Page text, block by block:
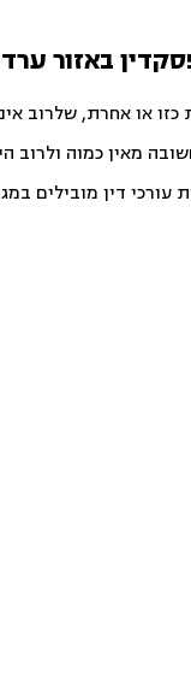
באזור
או אחרת, שלרוב
מאין כמוה ולרוב
דין מובילים